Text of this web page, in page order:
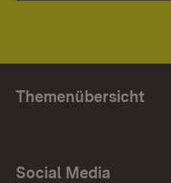
Themenübersicht
Social Media